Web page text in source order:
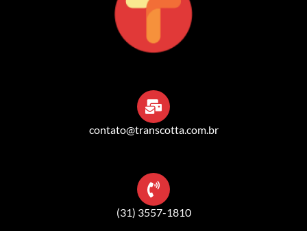
contato@transcotta.com.br
(31) 3557-1810